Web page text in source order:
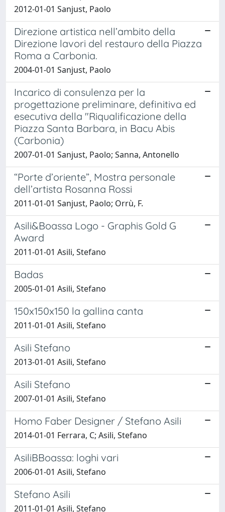
2012-01-01 Sanjust, Paolo
Direzione artistica nell’ambito della
Direzione lavori del restauro della Piazza
Roma a Carbonia.
2004-01-01 Sanjust, Paolo
Incarico di consulenza per la
progettazione preliminare, definitiva ed
esecutiva della "Riqualificazione della
Piazza Santa Barbara, in Bacu Abis
(Carbonia)
2007-01-01 Sanjust, Paolo; Sanna, Antonello
“Porte d’oriente”, Mostra personale
dell’artista Rosanna Rossi
2011-01-01 Sanjust, Paolo; Orrù, F.
Asili&Boassa Logo - Graphis Gold G
Award
2011-01-01 Asili, Stefano
Badas
2005-01-01 Asili, Stefano
150x150x150 la gallina canta
2011-01-01 Asili, Stefano
Asili Stefano
2013-01-01 Asili, Stefano
Asili Stefano
2007-01-01 Asili, Stefano
Homo Faber Designer / Stefano Asili
2014-01-01 Ferrara, C; Asili, Stefano
AsiliBBoassa: loghi vari
2006-01-01 Asili, Stefano
Stefano Asili
2011-01-01 Asili, Stefano